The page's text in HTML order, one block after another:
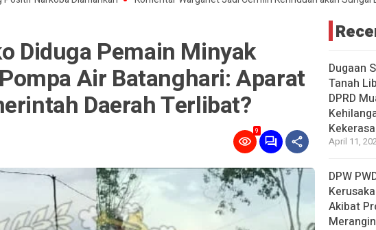
Diduga Pemain Minyak
Air Batanghari: Aparat
Daerah Terlibat?
9
Dugaan
Tanah
DPRD
April 11,
DPW
Akibat